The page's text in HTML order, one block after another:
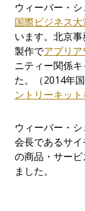
ウィーバー・
国際ビジネス大
います。北京
製作でアプリ
ニティー関係
た。（2014年
ントリーキッ
ウィーバー・
会長であるサ
の商品・サー
ました。